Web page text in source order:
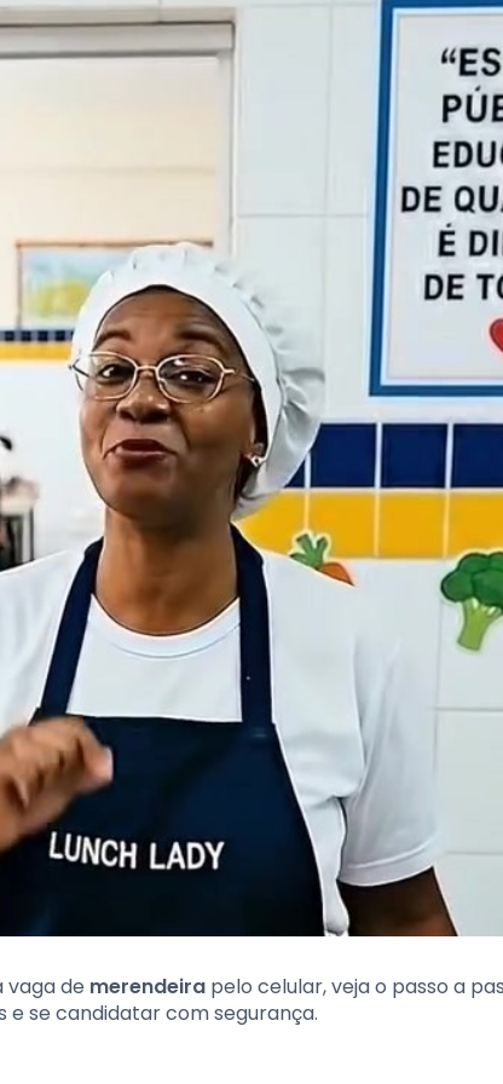
vaga de merendeira pelo celular, veja o passo a
se candidatar com segurança.